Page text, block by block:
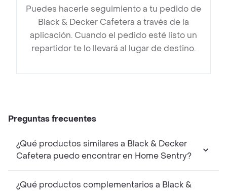
Puedes hacerle seguimiento a tu pedido de
Black & Decker Cafetera a través de la
aplicación. Cuando el pedido esté listo un
repartidor te lo llevará al lugar de destino.
Preguntas frecuentes
¿Qué productos similares a Black & Decker
Cafetera puedo encontrar en Home Sentry?
¿Qué productos complementarios a Black &